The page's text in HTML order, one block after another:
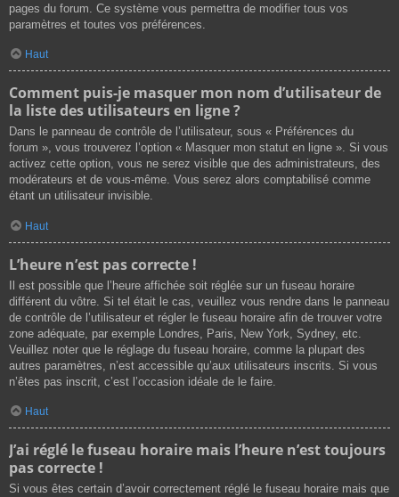
pages du forum. Ce système vous permettra de modifier tous vos
paramètres et toutes vos préférences.
Haut
Comment puis-je masquer mon nom d’utilisateur de
la liste des utilisateurs en ligne ?
Dans le panneau de contrôle de l’utilisateur, sous « Préférences du
forum », vous trouverez l’option « Masquer mon statut en ligne ». Si vous
activez cette option, vous ne serez visible que des administrateurs, des
modérateurs et de vous-même. Vous serez alors comptabilisé comme
étant un utilisateur invisible.
Haut
L’heure n’est pas correcte !
Il est possible que l’heure affichée soit réglée sur un fuseau horaire
différent du vôtre. Si tel était le cas, veuillez vous rendre dans le panneau
de contrôle de l’utilisateur et régler le fuseau horaire afin de trouver votre
zone adéquate, par exemple Londres, Paris, New York, Sydney, etc.
Veuillez noter que le réglage du fuseau horaire, comme la plupart des
autres paramètres, n’est accessible qu’aux utilisateurs inscrits. Si vous
n’êtes pas inscrit, c’est l’occasion idéale de le faire.
Haut
J’ai réglé le fuseau horaire mais l’heure n’est toujours
pas correcte !
Si vous êtes certain d’avoir correctement réglé le fuseau horaire mais que